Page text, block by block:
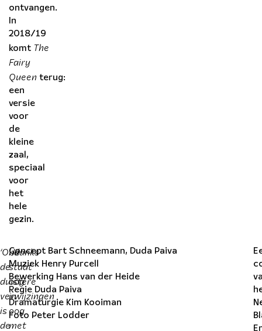
ontvangen.
In
2018/19
komt The
Fairy
Queen terug:
een
versie
voor
de
kleine
zaal,
speciaal
voor
het
hele
gezin.
‘Ondanks
de
duistere
verwijzingen
is
de
‘Je
staat
oog
in
oog
met
Concept Bart Schneemann, Duda Paiva
Muziek Henry Purcell
Bewerking Hans van der Heide
Regie Duda Paiva
Dramaturgie Kim Kooiman
Foto Peter Lodder